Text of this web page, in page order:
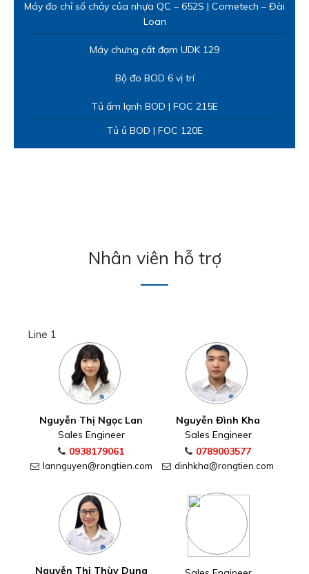
Máy đo chỉ số chảy của nhựa QC – 652S | Cometech – Đài
Loan
Máy chưng cất đạm UDK 129
Bộ đo BOD 6 vị trí
Tủ ấm lạnh BOD | FOC 215E
Tủ ủ BOD | FOC 120E
Nhân viên hỗ trợ
Line 1
Nguyễn Thị Ngọc Lan
Sales Engineer
0938179061
lannguyen@rongtien.com
Nguyễn Đình Kha
Sales Engineer
0789003577
dinhkha@rongtien.com
Nguyễn Thị Thùy Dung